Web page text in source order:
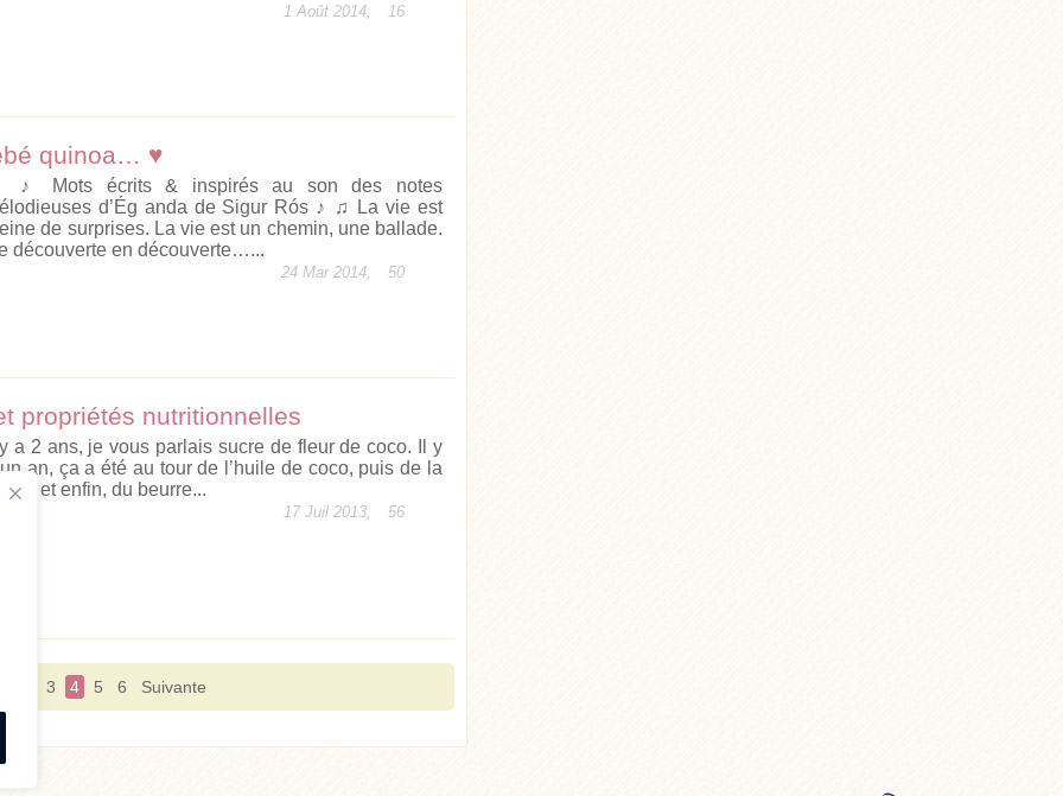
1 Août 2014, 16
quinoa… ♥
♪ Mots écrits & inspirés au son des notes
d’Ég anda de Sigur Rós ♪ ♫ La vie est
de surprises. La vie est un chemin, une ballade.
découverte en découverte…...
24 Mar 2014, 50
propriétés nutritionnelles
y a 2 ans, je vous parlais sucre de fleur de coco. Il y
an, ça a été au tour de l’huile de coco, puis de la
et enfin, du beurre...
17 Juil 2013, 56
3 4 5 6 Suivante